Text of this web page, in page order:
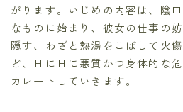
がります。いじめの内容は、陰
なものに始まり、彼女の仕事の
隠す、わざと熱湯をこぼして火
ど、日に日に悪質かつ身体的な
カレートしていきます。